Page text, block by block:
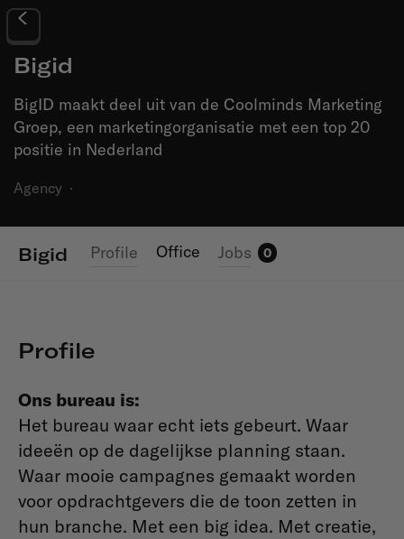
Bigid
BigID maakt deel uit van de Coolminds Marketing
Groep, een marketingorganisatie met een top 20
positie in Nederland
Agency ·
Bigid Profile Office Jobs 0
Profile
Ons bureau is:
Het bureau waar echt iets gebeurt. Waar
ideeën op de dagelijkse planning staan.
Waar mooie campagnes gemaakt worden
voor opdrachtgevers die de toon zetten in
hun branche. Met een big idea. Met creatie,